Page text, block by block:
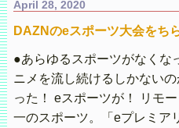
April 28, 2020
DAZNのeスポーツ大会をち
●あらゆるスポーツがなくな
ニメを流し続けるしかない
った！ eスポーツが！ リモ
一のスポーツ。「eプレミア